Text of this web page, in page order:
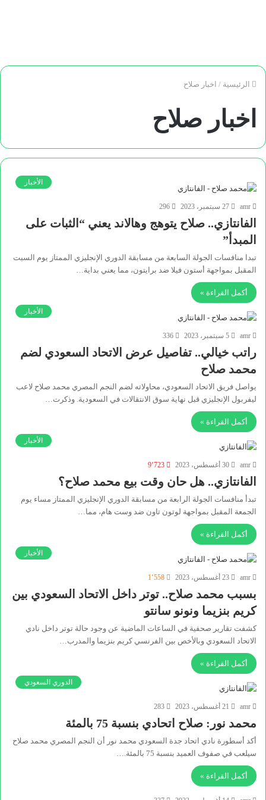
الرئيسية / اخبار صلاح
اخبار صلاح
الأخبار
amr 27 سبتمبر، 2023 296
الفانتازي.. صلاح يتوهج وهالاند يعني “الثبات على
المبدأ”
تبدا منافسات الجولة السابعة من مسابقة الدوري الإنجليزي الممتاز يوم السبت
المقبل بمواجهة أستون فيلا ضد برايتون، مما يعني بداية…
أكمل القراءة »
الأخبار
amr 5 سبتمبر، 2023 336
راتب خيالي.. تفاصيل عرض الاتحاد السعودي لضم
محمد صلاح
يواصل فريق الاتحاد السعودي، محاولاته لضم النجم المصري محمد صلاح لاعب
ليفربول الإنجليزي قبل نهاية سوق الانتقالات في السعودية. وذكرت…
أكمل القراءة »
الأخبار
amr 30 أغسطس، 2023 9٬723
الفانتازي.. هل حان وقت بيع محمد صلاح؟
تبدأ منافسات الجولة الرابعة من مسابقة الدوري الإنجليزي الممتاز مساء يوم
الجمعة المقبل بمواجهة لوتون تاون ضد وست هام، مما…
أكمل القراءة »
الأخبار
amr 23 أغسطس، 2023 1٬558
بسبب محمد صلاح.. توتر داخل الاتحاد السعودي بين
كريم بنزيما ونونو سانتو
كشفت تقارير صحفية في الساعات الماضية عن وجود حالة توتر داخل نادي
الاتحاد السعودي وبالأخص بين الفرنسي كريم بنزيما والمدرب…
أكمل القراءة »
الدوري السعودي
amr 21 أغسطس، 2023 283
محمد نور: صلاح اتحادي بنسبة 75 بالمئة
أكد أسطورة نادي اتحاد جدة السعودي محمد نور أن النجم المصري محمد صلاح
سيلعب في صفوف العميد بنسبة 75 بالمئة.…
أكمل القراءة »